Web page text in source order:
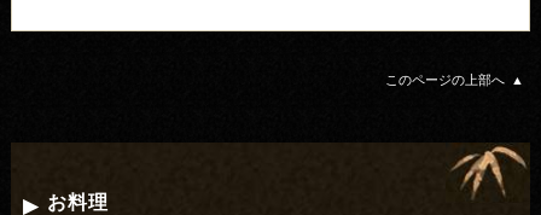
このページの上部へ
お料理